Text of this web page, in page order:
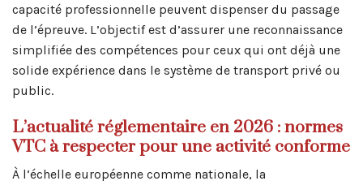
capacité professionnelle peuvent dispenser du passage
de l’épreuve. L’objectif est d’assurer une reconnaissance
simplifiée des compétences pour ceux qui ont déjà une
solide expérience dans le système de transport privé ou
public.
L’actualité réglementaire en 2026 : normes
VTC à respecter pour une activité conforme
À l’échelle européenne comme nationale, la